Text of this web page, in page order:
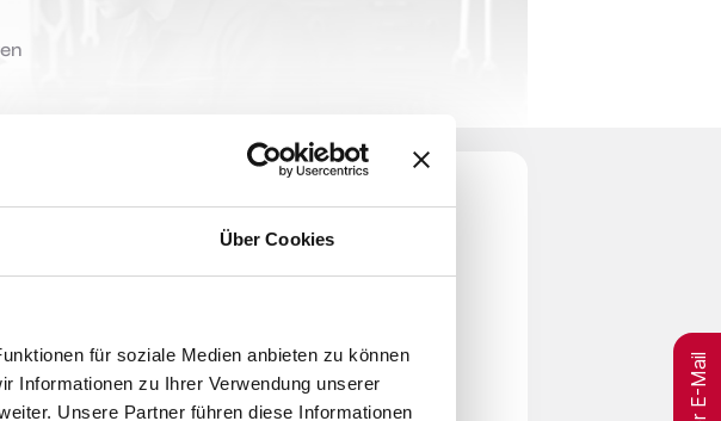
Über Cookies
für soziale Medien anbieten zu können
Informationen zu Ihrer Verwendung unserer
Unsere Partner führen diese Informationen